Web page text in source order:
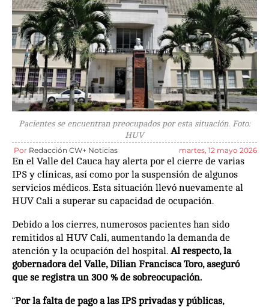
Pacientes se encuentran preocupados por esta situación. Foto:
HUV
Por Redacción CW+ Noticias martes, 12 mayo 2026
En el Valle del Cauca hay alerta por el cierre de varias
IPS y clínicas, así como por la suspensión de algunos
servicios médicos. Esta situación llevó nuevamente al
HUV Cali a superar su capacidad de ocupación.
Debido a los cierres, numerosos pacientes han sido
remitidos al HUV Cali, aumentando la demanda de
atención y la ocupación del hospital. Al respecto, la
gobernadora del Valle, Dilian Francisca Toro, aseguró
que se registra un 300 % de sobreocupación.
“Por la falta de pago a las IPS privadas y públicas,